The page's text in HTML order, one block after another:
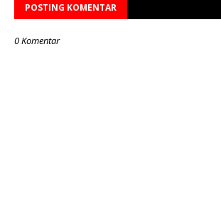
POSTING KOMENTAR
0 Komentar